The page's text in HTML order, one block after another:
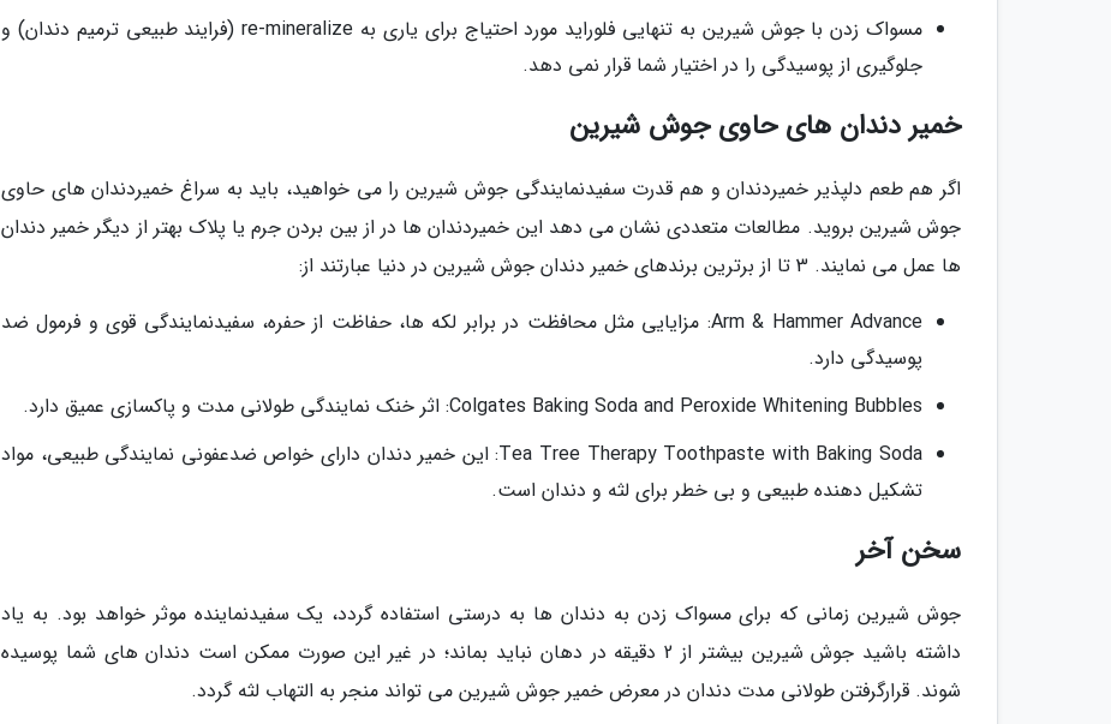
مسواک زدن با جوش شیرین به تنهایی فلوراید مورد احتیاج برای یاری به re-mineralize (فرایند طبیعی ترمیم دندان) و
جلوگیری از پوسیدگی را در اختیار شما قرار نمی دهد.
خمیر دندان های حاوی جوش شیرین
اگر هم طعم دلپذیر خمیردندان و هم قدرت سفیدنمایندگی جوش شیرین را می خواهید، باید به سراغ خمیردندان های حاوی
جوش شیرین بروید. مطالعات متعددی نشان می دهد این خمیردندان ها در از بین بردن جرم یا پلاک بهتر از دیگر خمیر دندان
ها عمل می نمایند. 3 تا از برترین برندهای خمیر دندان جوش شیرین در دنیا عبارتند از:
Arm & Hammer Advance: مزایایی مثل محافظت در برابر لکه ها، حفاظت از حفره، سفیدنمایندگی قوی و فرمول ضد
پوسیدگی دارد.
Colgates Baking Soda and Peroxide Whitening Bubbles: اثر خنک نمایندگی طولانی مدت و پاکسازی عمیق دارد.
Tea Tree Therapy Toothpaste with Baking Soda: این خمیر دندان دارای خواص ضدعفونی نمایندگی طبیعی، مواد
تشکیل دهنده طبیعی و بی خطر برای لثه و دندان است.
سخن آخر
جوش شیرین زمانی که برای مسواک زدن به دندان ها به درستی استفاده گردد، یک سفیدنماینده موثر خواهد بود. به یاد
داشته باشید جوش شیرین بیشتر از 2 دقیقه در دهان نباید بماند؛ در غیر این صورت ممکن است دندان های شما پوسیده
شوند. قرارگرفتن طولانی مدت دندان در معرض خمیر جوش شیرین می تواند منجر به التهاب لثه گردد.